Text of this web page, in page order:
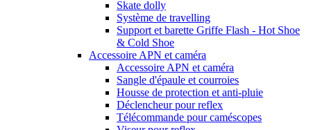
Skate dolly
Système de travelling
Support et barette Griffe Flash - Hot Shoe
& Cold Shoe
Accessoire APN et caméra
Accessoire APN et caméra
Sangle d'épaule et courroies
Housse de protection et anti-pluie
Déclencheur pour reflex
Télécommande pour caméscopes